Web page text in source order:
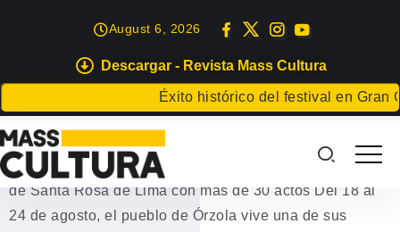
Descargar - Revista Mass Cultura
Éxito histórico del festival en Gran
August 6, 2026
EVENTOS
Fiestas de Órzola 2025
Órzola celebra las Fiestas en honor a Nuestra Señora
de Santa Rosa de Lima con más de 30 actos Del 18 al
24 de agosto, el pueblo de Órzola vive una de sus